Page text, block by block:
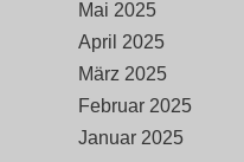
Mai 2025
April 2025
März 2025
Februar 2025
Januar 2025